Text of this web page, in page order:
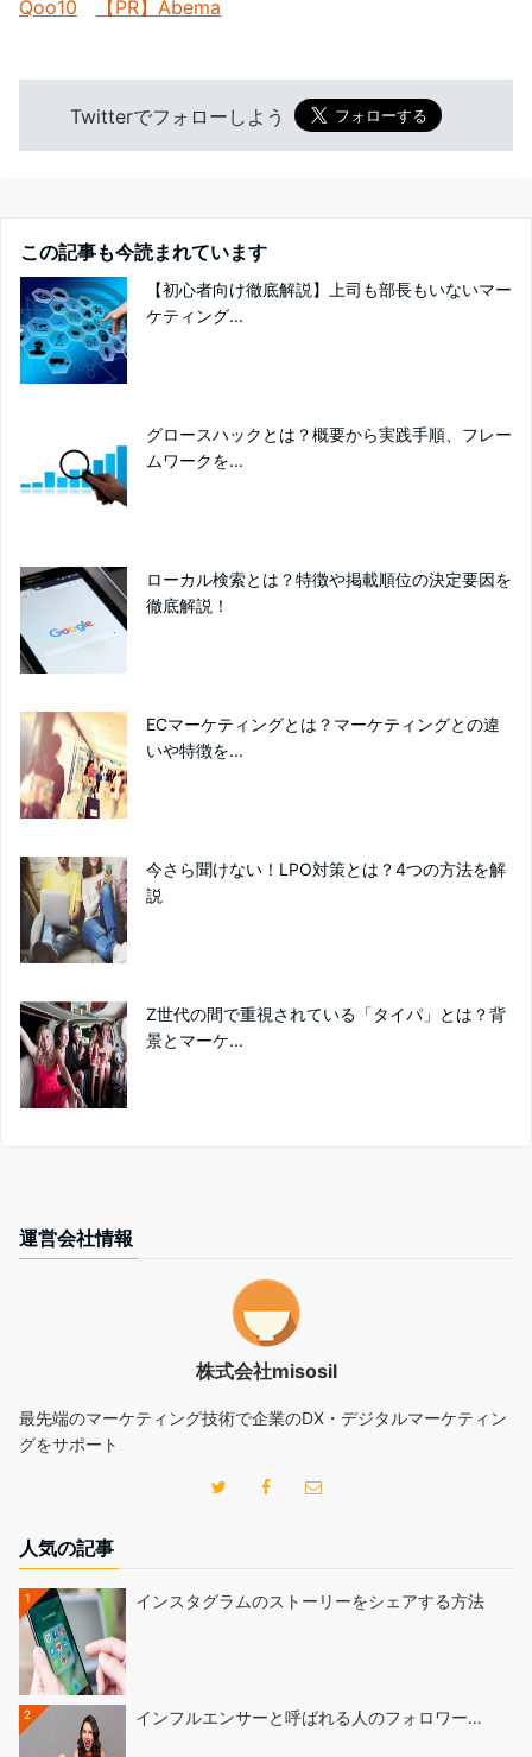
Qoo10 【PR】Abema
Twitterでフォローしよう
この記事も今読まれています
【初心者向け徹底解説】上司も部長もいないマー
ケティング...
グロースハックとは？概要から実践手順、フレー
ムワークを...
ローカル検索とは？特徴や掲載順位の決定要因を
徹底解説！
ECマーケティングとは？マーケティングとの違
いや特徴を...
今さら聞けない！LPO対策とは？4つの方法を解
説
Z世代の間で重視されている「タイパ」とは？背
景とマーケ...
運営会社情報
株式会社misosil
最先端のマーケティング技術で企業のDX・デジタルマーケティン
グをサポート
人気の記事
1 インスタグラムのストーリーをシェアする方法
2 インフルエンサーと呼ばれる人のフォロワー…